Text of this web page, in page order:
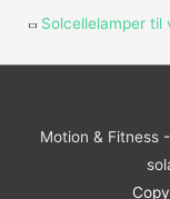
Solcellelamper
Motion & Fitness-